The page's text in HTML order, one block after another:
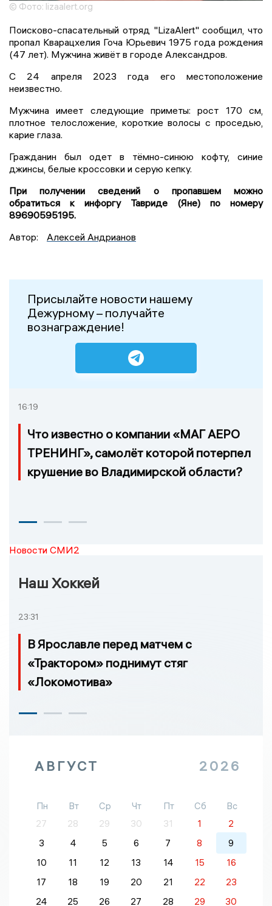
© Фото: lizaalert.org
Поисково-спасательный отряд "LizaAlert" сообщил, что
пропал Кварацхелия Гоча Юрьевич 1975 года рождения
(47 лет). Мужчина живёт в городе Александров.
С 24 апреля 2023 года его местоположение
неизвестно.
Мужчина имеет следующие приметы: рост 170 см,
плотное телосложение, короткие волосы с проседью,
карие глаза.
Гражданин был одет в тёмно-синюю кофту, синие
джинсы, белые кроссовки и серую кепку.
При получении сведений о пропавшем можно
обратиться к инфоргу Тавриде (Яне) по номеру
89690595195.
Автор:
Алексей Андрианов
Присылайте новости нашему
Дежурному – получайте
вознаграждение!
16:19
Что известно о компании «МАГ АЕРО
ТРЕНИНГ», самолёт которой потерпел
крушение во Владимирской области?
Новости СМИ2
Наш Хоккей
23:31
В Ярославле перед матчем с
«Трактором» поднимут стяг
«Локомотива»
АВГУСТ 2026
Пн Вт Ср Чт Пт Сб
Вс
27
28 29 30 31 1
2
3
4 5 6 7 8
9
10
11 12 13 14 15
16
17
18 19 20 21 22
23
24
25 26 27 28 29 30